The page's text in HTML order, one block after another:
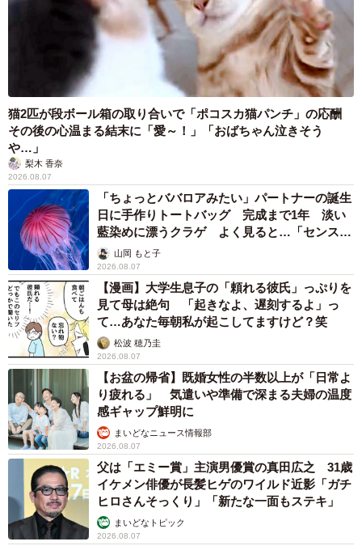
猫2匹が段ボール箱の取り合いで「ポコスカ猫パンチ」の応酬
その後の心温まる結末に「愛～！」「おばちゃん泣きそう
や…」
梨木 香奈
2026.08.07
「ちょっとババロアみたい」パートナーの誕生
日に手作りトートバッグ 完成まで1年 淡い
藍染めに漂うクラゲ よく見ると…「センスす
ごい」山岡 もと子
2026.08.07
【漫画】大学生息子の「頼れる彼氏」っぷりを
見て母は絶句 「起きなよ、遅刻するよ」っ
て…あなた毎朝私が起こしてますけど？笑
松波 穂乃圭
2026.08.07
【お盆の帰省】既婚女性の半数以上が「日常よ
り疲れる」 気遣いや準備で深まる夫婦の温度
感ギャップ鮮明に
まいどなニュース情報部
2026.08.07
父は「エミー賞」主演男優賞の真田広之 31歳
イケメン俳優が長髪ヒゲのワイルド近影「ガチ
ヒロさんそっくり」「新たな一面もステキ」
まいどなトピック
2026.08.07